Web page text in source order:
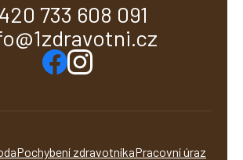
733 608 091
Pochybení zdravotníkaPracovní úraz